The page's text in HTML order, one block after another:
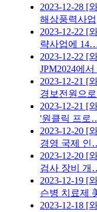
2023-12-28 [
해상풍력사
2023-12-22 [
략사업에
2023-12-22 [
JPM2024에
2023-12-21 [
경보전원으
2023-12-21 [
'원클릭 프로
2023-12-20 [
경영 국제 인
2023-12-20 [
검사 장비 개
2023-12-19 [
슨병 치료제
2023-12-18 [